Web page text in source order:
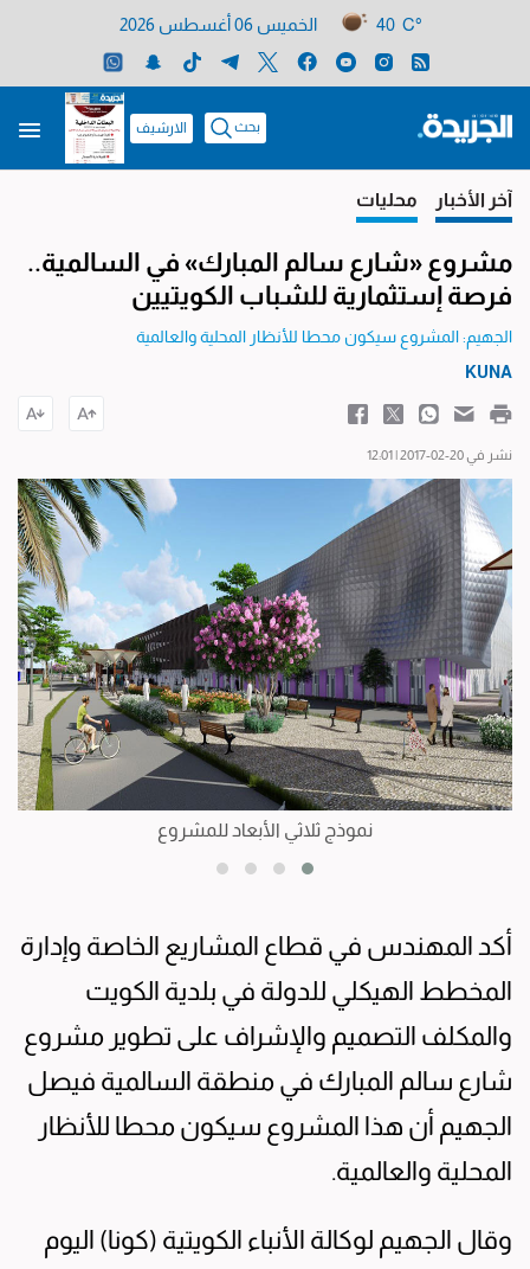
40 C° الخميس 06 أغسطس 2026
بحث الارشيف
آخر الأخبار محليات
مشروع «شارع سالم المبارك» في السالمية..
فرصة إستثمارية للشباب الكويتيين
الجهيم: المشروع سيكون محطا للأنظار المحلية والعالمية
KUNA
نشر في 20-02-2017 | 12:01
نموذج ثلاثي الأبعاد للمشروع
أكد المهندس في قطاع المشاريع الخاصة وإدارة
المخطط الهيكلي للدولة في بلدية الكويت
والمكلف التصميم والإشراف على تطوير مشروع
شارع سالم المبارك في منطقة السالمية فيصل
الجهيم أن هذا المشروع سيكون محطا للأنظار
المحلية والعالمية.
وقال الجهيم لوكالة الأنباء الكويتية (كونا) اليوم